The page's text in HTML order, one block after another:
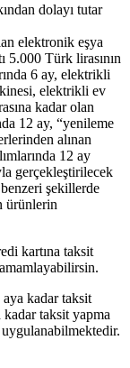
dolayı tutar
elektronik eşya
5.000 Türk lirasının
6 ay, elektrikli
elektrikli ev
kadar olan
12 ay, “yenileme
alınan
12 ay
gerçekleştirilecek
şekillerde
ürünlerin
kartına taksit
aya kadar taksit
taksit yapma
uygulanabilmektedir.